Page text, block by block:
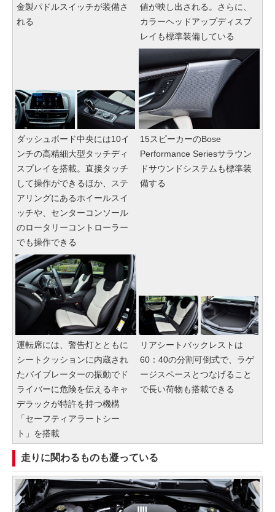
金製パドルスイッチが装備さ
れる
値が映し出される。さらに、
カラーヘッドアップディスプ
レイも標準装備している
ダッシュボード中央には10イ
ンチの高精細大型タッチディ
スプレイを搭載。直接タッチ
して操作ができるほか、ステ
アリングにあるホイールスイ
ッチや、センターコンソール
のロータリーコントローラー
でも操作できる
15スピーカーのBose
Performance Seriesサラウン
ドサウンドシステムも標準装
備する
運転席には、警告灯とともに
シートクッションに内蔵され
たバイブレーターの振動でド
ライバーに危険を伝えるキャ
デラックが特許を持つ機構
「セーフティアラートシー
ト」を搭載
リアシートバックレストは
60：40の分割可倒式で、ラゲ
ージスペースとつなげること
で長い荷物も搭載できる
走りに関わるものも凝っている